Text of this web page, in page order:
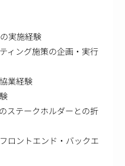
実施経験
ィング施策の企画・実行
業経験
ステークホルダーとの折
ロントエンド・バックエ